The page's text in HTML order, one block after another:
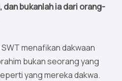
bukanlah ia dari orang-
SWT menafikan dakwaan
bukan seorang yang
yang mereka dakwa.